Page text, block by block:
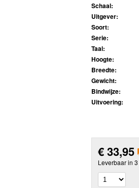
Schaal:
Uitgever:
Soort:
Serie:
Taal:
Hoogte:
Breedte:
Gewicht:
Bindwijze:
Uitvoering:
€33,95
Leverbaar in